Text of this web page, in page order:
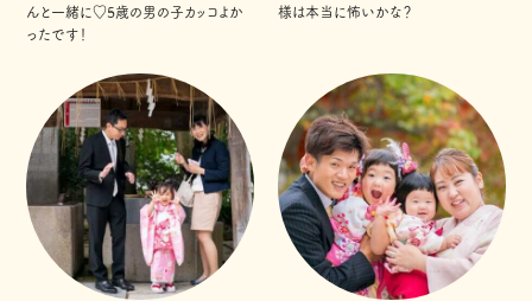
んと一緒に♡5歳の男の子カッコよか
ったです！
様は本当に怖いかな？